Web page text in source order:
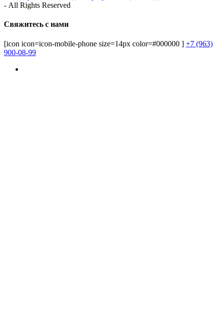
- All Rights Reserved
Свяжитесь с нами
[icon icon=icon-mobile-phone size=14px color=#000000 ] +7 (963)
900-08-99